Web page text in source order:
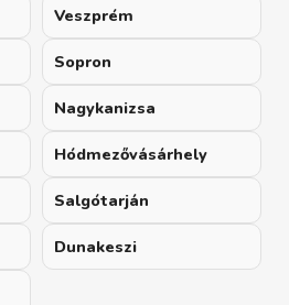
Veszprém
Sopron
Nagykanizsa
Hódmezővásárhely
Salgótarján
Dunakeszi